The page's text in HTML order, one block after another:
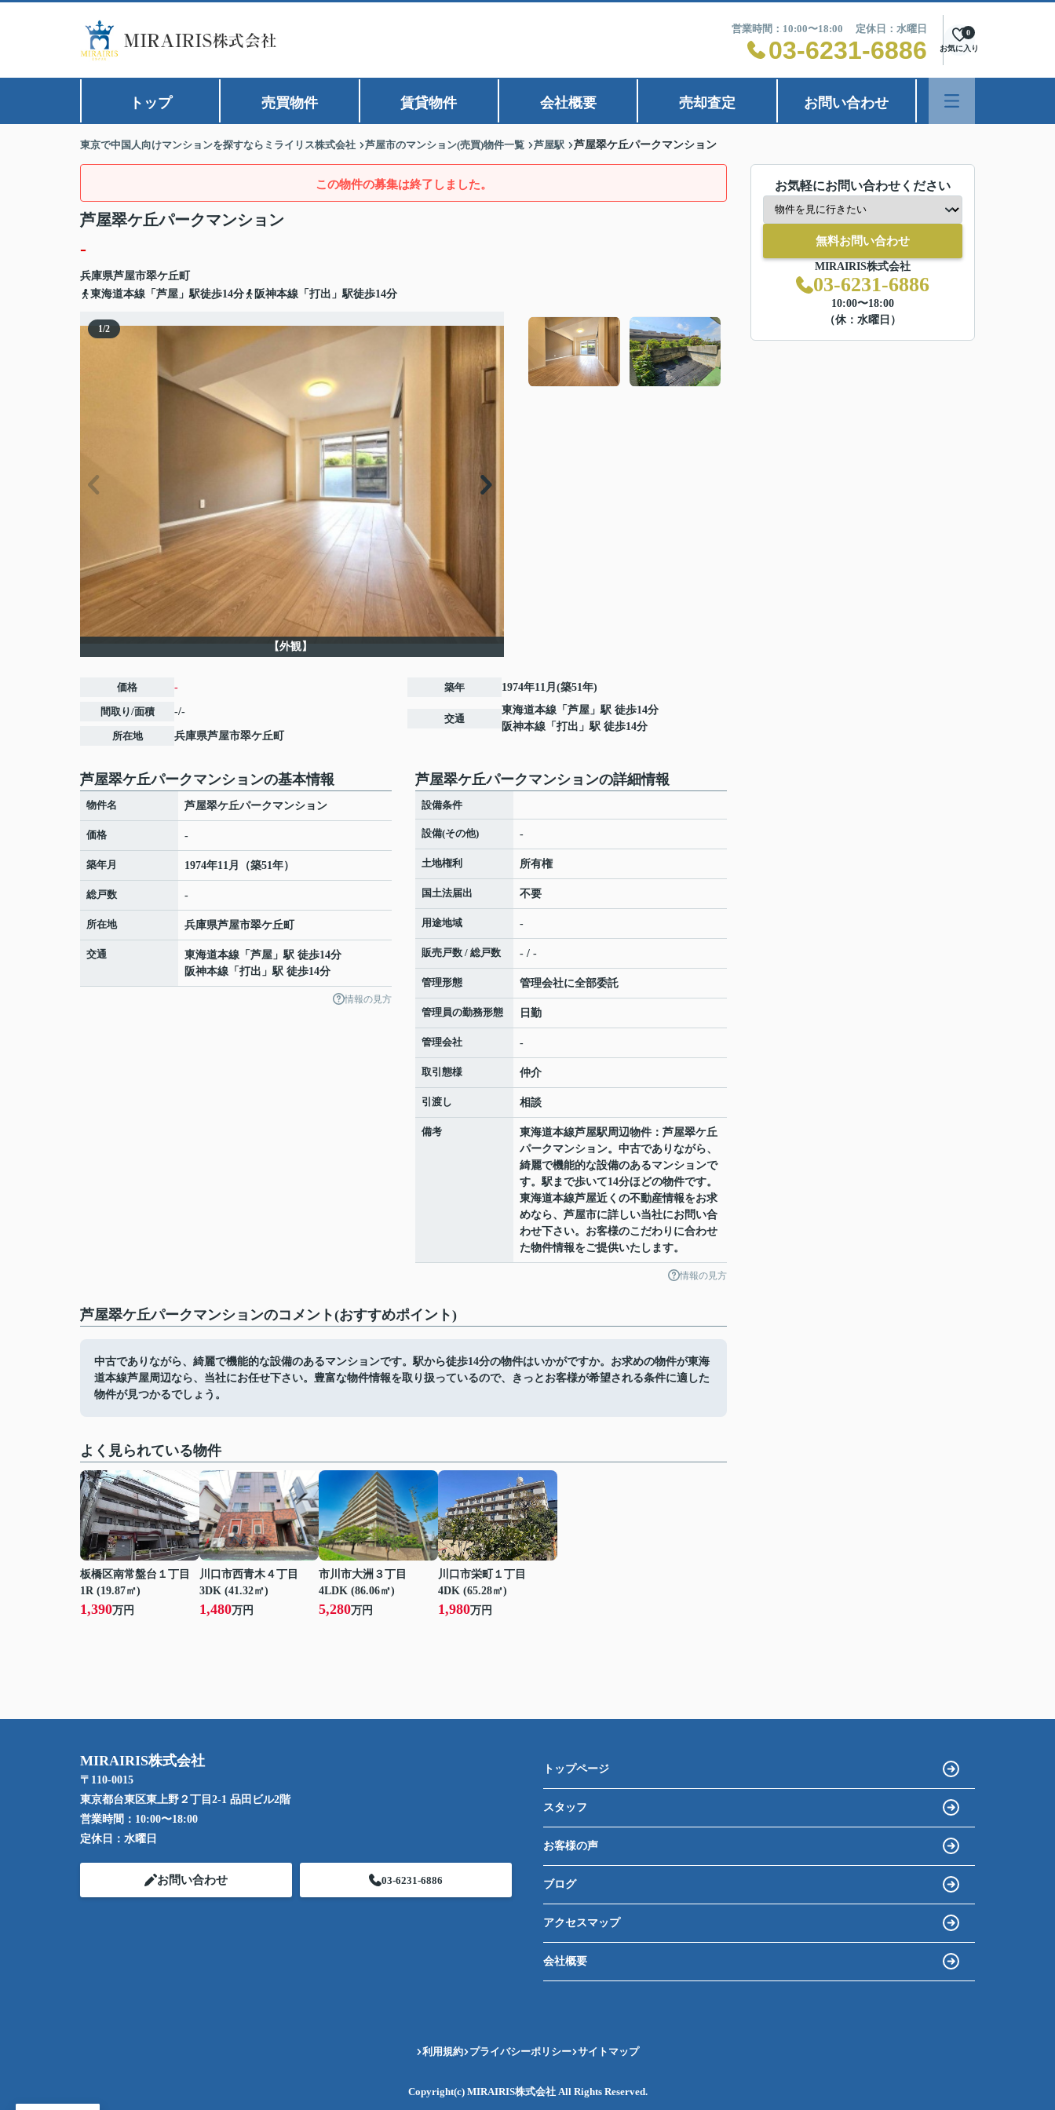
営業時間：10:00〜18:00 定休日：水曜日
03-6231-6886 お気に入り
0
トップ 売買物件 賃貸物件 会社概要 売却査定 お問い合わせ
東京で中国人向けマンションを探すならミライリス株式会社 芦屋市のマンション(売買)物件一覧 芦屋駅 芦屋翠ケ丘パークマンション
この物件の募集は終了しました。
芦屋翠ケ丘パークマンション
-
兵庫県芦屋市翠ケ丘町
東海道本線「芦屋」駅徒歩14分
阪神本線「打出」駅徒歩14分
1/2
【外観】
価格 -
間取り/面積 -/-
所在地 兵庫県芦屋市翠ケ丘町
築年 1974年11月(築51年)
交通
東海道本線 「 芦屋 」駅 徒歩14分
阪神本線 「 打出 」駅 徒歩14分
芦屋翠ケ丘パークマンションの基本情報
物件名 芦屋翠ケ丘パークマンション
価格 -
築年月 1974年11月（築51年）
総戸数 -
所在地 兵庫県芦屋市翠ケ丘町
交通 東海道本線 「 芦屋 」駅 徒歩14分
阪神本線 「 打出 」駅 徒歩14分
情報の見方
芦屋翠ケ丘パークマンションの詳細情報
設備条件
設備(その他) -
土地権利 所有権
国土法届出 不要
用途地域 -
販売戸数 / 総戸数 - / -
管理形態 管理会社に全部委託
管理員の勤務形態 日勤
管理会社 -
取引態様 仲介
引渡し 相談
備考
東海道本線芦屋駅周辺物件：芦屋翠ケ丘
パークマンション。中古でありながら、
綺麗で機能的な設備のあるマンションで
す。駅まで歩いて14分ほどの物件です。
東海道本線芦屋近くの不動産情報をお求
めなら、芦屋市に詳しい当社にお問い合
わせ下さい。お客様のこだわりに合わせ
た物件情報をご提供いたします。
情報の見方
芦屋翠ケ丘パークマンションのコメント(おすすめポイント)
中古でありながら、綺麗で機能的な設備のあるマンションです。駅から徒歩14分の物件はいかがですか。お求めの物件が東海
道本線芦屋周辺なら、当社にお任せ下さい。豊富な物件情報を取り扱っているので、きっとお客様が希望される条件に適した
物件が見つかるでしょう。
よく見られている物件
板橋区南常盤台１丁目
1R (19.87㎡)
1,390万円
川口市西青木４丁目
3DK (41.32㎡)
1,480万円
市川市大洲３丁目
4LDK (86.06㎡)
5,280万円
川口市栄町１丁目
4DK (65.28㎡)
1,980万円
お気軽にお問い合わせください
無料お問い合わせ
MIRAIRIS株式会社
03-6231-6886
10:00〜18:00
（休：水曜日）
MIRAIRIS株式会社
〒110-0015
東京都台東区東上野２丁目2-1 品田ビル2階
営業時間： 10:00〜18:00
定休日： 水曜日
お問い合わせ 03-6231-6886
トップページ
スタッフ
お客様の声
ブログ
アクセスマップ
会社概要
利用規約 プライバシーポリシー サイトマップ
Copyright(c) MIRAIRIS株式会社 All Rights Reserved.